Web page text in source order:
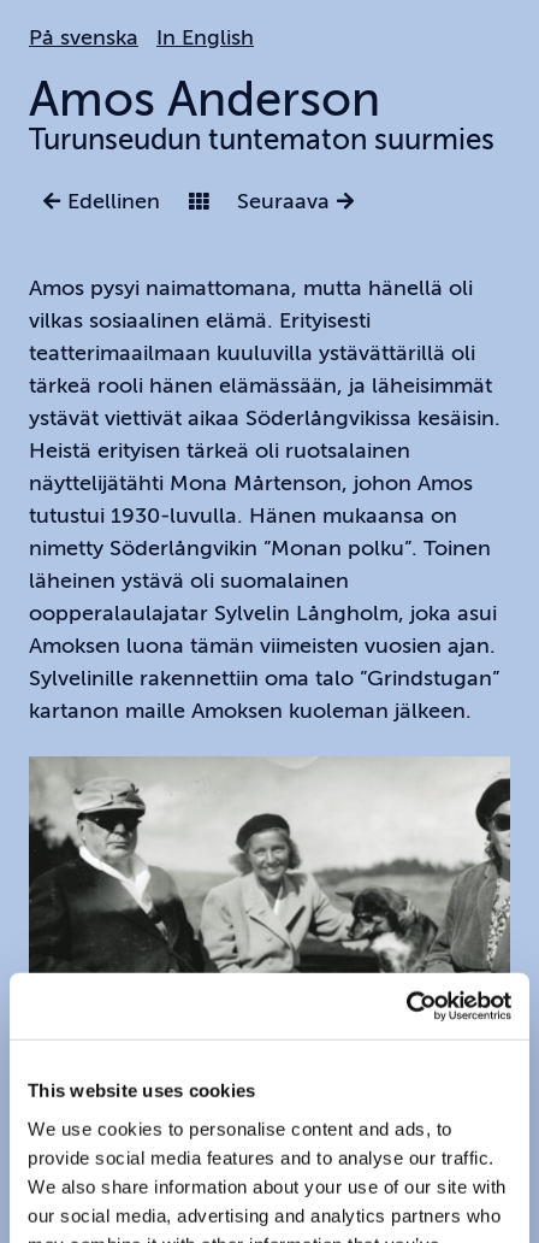
This website uses cookies
We use cookies to personalise content and ads, to
provide social media features and to analyse our traffic.
We also share information about your use of our site with
our social media, advertising and analytics partners who
huvudinnehållet
På svenska In English
Amos Anderson
Turunseudun tuntematon suurmies
Edellinen Seuraava
Amos pysyi naimattomana, mutta hänellä oli
vilkas sosiaalinen elämä. Erityisesti
teatterimaailmaan kuuluvilla ystävättärillä oli
tärkeä rooli hänen elämässään, ja läheisimmät
ystävät viettivät aikaa Söderlångvikissa kesäisin.
Heistä erityisen tärkeä oli ruotsalainen
näyttelijätähti Mona Mårtenson, johon Amos
tutustui 1930-luvulla. Hänen mukaansa on
nimetty Söderlångvikin ”Monan polku”. Toinen
läheinen ystävä oli suomalainen
oopperalaulajatar Sylvelin Långholm, joka asui
Amoksen luona tämän viimeisten vuosien ajan.
Sylvelinille rakennettiin oma talo ”Grindstugan”
kartanon maille Amoksen kuoleman jälkeen.